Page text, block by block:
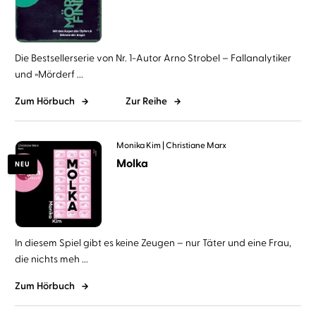
Die Bestsellerserie von Nr. 1-Autor Arno Strobel – Fallanalytiker
und »Mörderf ...
Zum Hörbuch Zur Reihe
NEU
Monika Kim Christiane Marx
Molka
In diesem Spiel gibt es keine Zeugen – nur Täter und eine Frau,
die nichts meh ...
Zum Hörbuch